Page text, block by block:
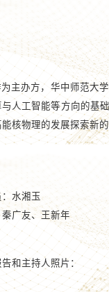
主办方，华中师范大
人工智能等方向的基
核物理的发展探索新
水湘玉
秦广友、王新年
和主持人照片：